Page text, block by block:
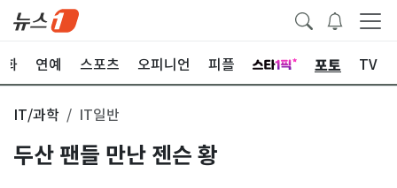
화 연예 스포츠 오피니언 피플 포토 TV
IT/과학 IT일반
두산 팬들 만난 젠슨 황